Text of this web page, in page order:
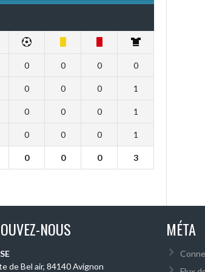
0 0 0 0
0 0 0 1
0 0 0 1
0 0 0 1
0 0 0 3
NOUS
de Bel air, 84140 Avignon
MÉTA